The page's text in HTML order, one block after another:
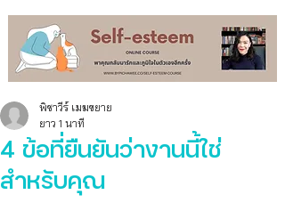
4 ข้อที่ยืนยันว่างานนี้ใช่
สำหรับคุณ
พิชาวีร์ เมฆขยาย
ยาว 1 นาที